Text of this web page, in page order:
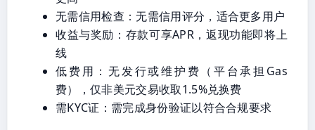
无需信用检查：无需信用评分，适合更多用户
收益与奖励：存款可享APR，返现功能即将上
线
低费用：无发行或维护费（平台承担Gas
费），仅非美元交易收取1.5%兑换费
需KYC证：需完成身份验证以符合合规要求